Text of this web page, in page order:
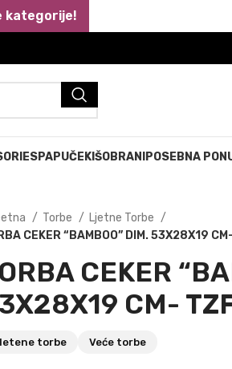
PAPUČE KIŠOBRANI POSEBNA
Torbe
Ljetne Torbe
CEKER “BAMBOO” DIM. 53X28X19
CEKER
CM-
torbe Veće torbe
kategorije!